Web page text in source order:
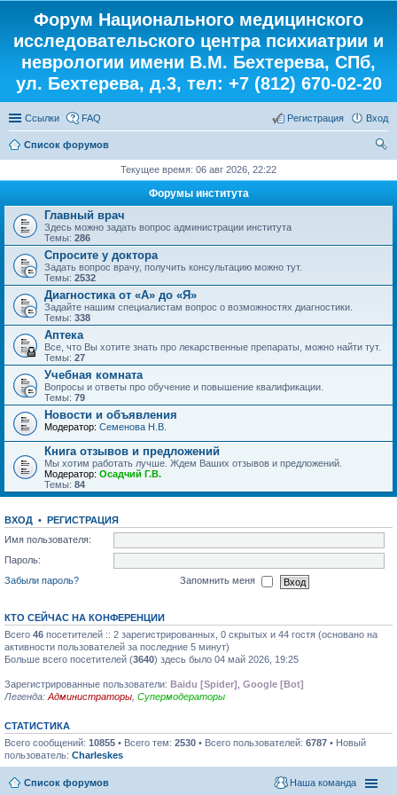
Форум Национального медицинского
исследовательского центра психиатрии и
неврологии имени В.М. Бехтерева, СПб,
ул. Бехтерева, д.3, тел: +7 (812) 670-02-20
Ссылки FAQ Вход
Регистрация
Список форумов
Текущее время: 06 авг 2026, 22:22
Форумы института
Главный врач
Здесь можно задать вопрос администрации института
Темы: 286
Спросите у доктора
Задать вопрос врачу, получить консультацию можно тут.
Темы: 2532
Диагностика от «А» до «Я»
Задайте нашим специалистам вопрос о возможностях диагностики.
Темы: 338
Аптека
Все, что Вы хотите знать про лекарственные препараты, можно найти тут.
Темы: 27
Учебная комната
Вопросы и ответы про обучение и повышение квалификации.
Темы: 79
Новости и объявления
Модератор: Семенова Н.В.
Книга отзывов и предложений
Мы хотим работать лучше. Ждем Ваших отзывов и предложений.
Модератор: Осадчий Г.В.
Темы: 84
ВХОД • РЕГИСТРАЦИЯ
Имя пользователя:
Пароль:
Забыли пароль?
Запомнить меня
КТО СЕЙЧАС НА КОНФЕРЕНЦИИ
Всего 46 посетителей :: 2 зарегистрированных, 0 скрытых и 44 гостя (основано на
активности пользователей за последние 5 минут)
Больше всего посетителей (3640) здесь было 04 май 2026, 19:25
Зарегистрированные пользователи: Baidu [Spider] Google [Bot]
Легенда: Администраторы Супермодераторы
СТАТИСТИКА
Всего сообщений: 10855 • Всего тем: 2530 • Всего пользователей: 6787 • Новый
пользователь: Charleskes
Список форумов Наша команда